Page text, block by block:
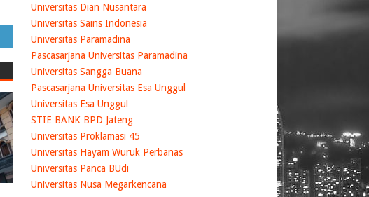
Universitas Dian Nusantara
Universitas Sains Indonesia
Universitas Paramadina
Pascasarjana Universitas Paramadina
Universitas Sangga Buana
Pascasarjana Universitas Esa Unggul
Universitas Esa Unggul
STIE BANK BPD Jateng
Universitas Proklamasi 45
Universitas Hayam Wuruk Perbanas
Universitas Panca BUdi
Universitas Nusa Megarkencana